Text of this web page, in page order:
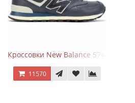
Кроссовки New Balance 574 Classic
11570